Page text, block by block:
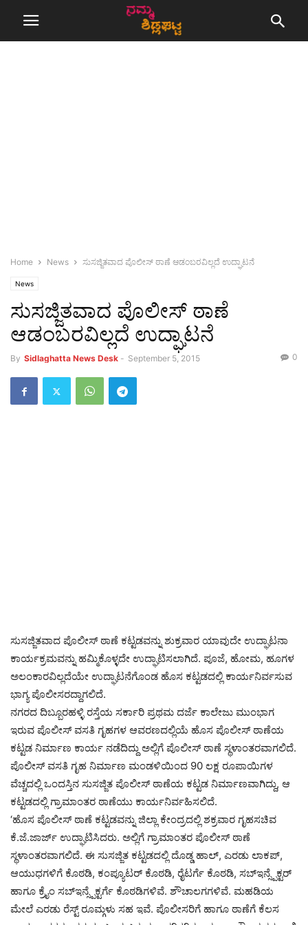
Home News ಸುಸಜ್ಜಿತವಾದ ಪೊಲೀಸ್ ಠಾಣೆ ಆಡಂಬರವಿಲ್ಲದೆ ಉದ್ಘಾಟನೆ
News
ಸುಸಜ್ಜಿತವಾದ ಪೊಲೀಸ್ ಠಾಣೆ
ಆಡಂಬರವಿಲ್ಲದೆ ಉದ್ಘಾಟನೆ
By Sidlaghatta News Desk - September 5, 2015 0
ಸುಸಜ್ಜಿತವಾದ ಪೊಲೀಸ್ ಠಾಣೆ ಕಟ್ಟಡವನ್ನು ಶುಕ್ರವಾರ ಯಾವುದೇ ಉದ್ಘಾಟನಾ
ಕಾರ್ಯಕ್ರಮವನ್ನು ಹಮ್ಮಿಕೊಳ್ಳದೇ ಉದ್ಘಾಟಿಸಲಾಗಿದೆ. ಪೂಜೆ, ಹೋಮ, ಹೂಗಳ
ಅಲಂಕಾರವಿಲ್ಲದೆಯೇ ಉದ್ಘಾಟನೆಗೊಂಡ ಹೊಸ ಕಟ್ಟಡದಲ್ಲಿ ಕಾರ್ಯನಿರ್ವಸುವ
ಭಾಗ್ಯ ಪೊಲೀಸರದ್ದಾಗಲಿದೆ.
ನಗರದ ದಿಬ್ಬೂರಹಳ್ಳಿ ರಸ್ತೆಯ ಸರ್ಕಾರಿ ಪ್ರಥಮ ದರ್ಜೆ ಕಾಲೇಜು ಮುಂಭಾಗ
ಇರುವ ಪೊಲೀಸ್ ವಸತಿ ಗೃಹಗಳ ಆವರಣದಲ್ಲಿಯೆ ಹೊಸ ಪೊಲೀಸ್ ಠಾಣೆಯ
ಕಟ್ಟಡ ನಿರ್ಮಾಣ ಕಾರ್ಯ ನಡೆದಿದ್ದು ಅಲ್ಲಿಗೆ ಪೊಲೀಸ್ ಠಾಣೆ ಸ್ಥಳಾಂತರವಾಗಲಿದೆ.
ಪೊಲೀಸ್ ವಸತಿ ಗೃಹ ನಿರ್ಮಾಣ ಮಂಡಳಿಯಿಂದ 90 ಲಕ್ಷ ರೂಪಾಯಿಗಳ
ವೆಚ್ಚದಲ್ಲಿ ಒಂದಸ್ತಿನ ಸುಸಜ್ಜಿತ ಪೊಲೀಸ್ ಠಾಣೆಯ ಕಟ್ಟಡ ನಿರ್ಮಾಣವಾಗಿದ್ದು, ಆ
ಕಟ್ಟಡದಲ್ಲಿ ಗ್ರಾಮಾಂತರ ಠಾಣೆಯು ಕಾರ್ಯನಿರ್ವಹಿಸಲಿದೆ.
‘ಹೊಸ ಪೊಲೀಸ್ ಠಾಣೆ ಕಟ್ಟಡವನ್ನು ಜಿಲ್ಲಾ ಕೇಂದ್ರದಲ್ಲಿ ಶಕ್ರವಾರ ಗೃಹಸಚಿವ
ಕೆ.ಜೆ.ಜಾರ್ಜ್ ಉದ್ಘಾಟಿಸಿದರು. ಅಲ್ಲಿಗೆ ಗ್ರಾಮಾಂತರ ಪೊಲೀಸ್ ಠಾಣೆ
ಸ್ಥಳಾಂತರವಾಗಲಿದೆ. ಈ ಸುಸಜ್ಜಿತ ಕಟ್ಟಡದಲ್ಲಿ ದೊಡ್ಡ ಹಾಲ್, ಎರಡು ಲಾಕಪ್,
ಆಯುಧಗಳಿಗೆ ಕೊಠಡಿ, ಕಂಪ್ಯೂಟರ್ ಕೊಠಡಿ, ರೈಟರ್ಗೆ ಕೊಠಡಿ, ಸಬ್ಇನ್ಸ್ಪೆಕ್ಟರ್
ಹಾಗೂ ಕ್ರೈಂ ಸಬ್ಇನ್ಸ್ಪೆಕ್ಟರ್ಗೆ ಕೊಠಡಿಗಳಿವೆ. ಶೌಚಾಲಗಗಳಿವೆ. ಮಹಡಿಯ
ಮೇಲೆ ಎರಡು ರೆಸ್ಟ್ ರೂಮ್ಗಳು ಸಹ ಇವೆ. ಪೊಲೀಸರಿಗೆ ಹಾಗೂ ಠಾಣೆಗೆ ಕೆಲಸ